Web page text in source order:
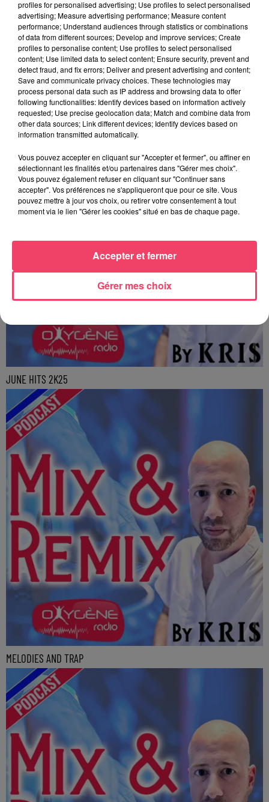
AFRO DEEP HOUSE 2000's
JUNE HITS 2K25
MELODIES AND TRAP
profiles for personalised advertising; Use profiles to select personalised
advertising; Measure advertising performance; Measure content
performance; Understand audiences through statistics or combinations
of data from different sources; Develop and improve services; Create
profiles to personalise content; Use profiles to select personalised
content; Use limited data to select content; Ensure security, prevent and
detect fraud, and fix errors; Deliver and present advertising and content;
Save and communicate privacy choices. These technologies may
process personal data such as IP address and browsing data to offer
following functionalities: Identify devices based on information actively
requested; Use precise geolocation data; Match and combine data from
other data sources; Link different devices; Identify devices based on
information transmitted automatically.
Vous pouvez accepter en cliquant sur "Accepter et fermer", ou affiner en
sélectionnant les finalités et/ou partenaires dans "Gérer mes choix".
Vous pouvez également refuser en cliquant sur "Continuer sans
accepter". Vos préférences ne s'appliqueront que pour ce site. Vous
pouvez mettre à jour vos choix, ou retirer votre consentement à tout
moment via le lien "Gérer les cookies" situé en bas de chaque page.
Gérer mes choix
Accepter et fermer